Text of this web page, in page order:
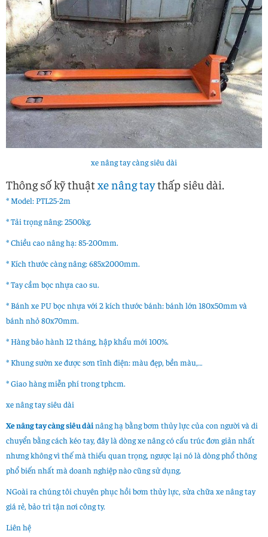
xe nâng tay càng siêu dài
Thông số kỹ thuậtxe nâng taythấp siêu dài.
* Model: PTL25-2m
* Tải trọng nâng: 2500kg.
* Chiều cao nâng hạ: 85-200mm.
* Kích thước càng nâng: 685x2000mm.
* Tay cầm bọc nhựa cao su.
* Bánh xe PU bọc nhựa với 2 kích thước bánh: bánh lớn 180x50mm và
bánh nhỏ 80x70mm.
* Hàng bảo hành 12 tháng, hập khẩu mới 100%.
* Khung sườn xe được sơn tĩnh điện: màu đẹp, bền màu,…
* Giao hàng miễn phí trong tphcm.
xe nâng tay siêu dài
Xe nâng tay càng siêu dàinâng hạ bằng bơm thủy lực của con người và di
chuyển bằng cách kéo tay, đây là dòng xe nâng có cấu trúc đơn giản nhất
nhưng không vì thế mà thiếu quan trọng, ngược lại nó là dòng phổ thông
phổ biến nhất mà doanh nghiệp nào cũng sử dụng.
NGoài ra chúng tôi chuyên phục hồi bơm thủy lực, sửa chữa xe nâng tay
giá rẻ, bảo trì tận nơi công ty.
Liên hệ